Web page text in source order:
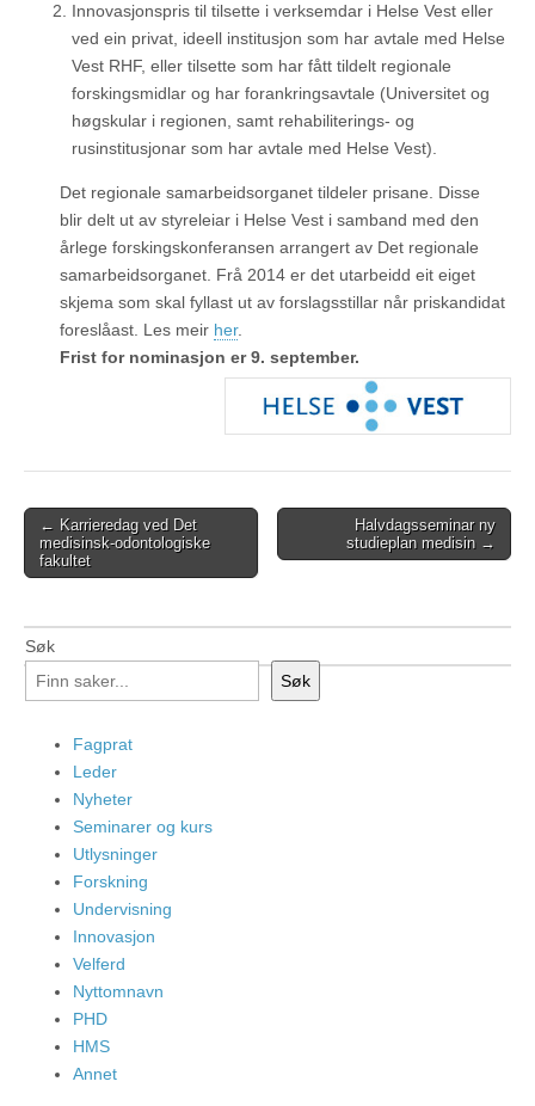
Innovasjonspris til tilsette i verksemdar i Helse Vest eller
ved ein privat, ideell institusjon som har avtale med Helse
Vest RHF, eller tilsette som har fått tildelt regionale
forskingsmidlar og har forankringsavtale (Universitet og
høgskular i regionen, samt rehabiliterings- og
rusinstitusjonar som har avtale med Helse Vest).
Det regionale samarbeidsorganet tildeler prisane. Disse
blir delt ut av styreleiar i Helse Vest i samband med den
årlege forskingskonferansen arrangert av Det regionale
samarbeidsorganet. Frå 2014 er det utarbeidd eit eiget
skjema som skal fyllast ut av forslagsstillar når priskandidat
foreslåast. Les meir her.
Frist for nominasjon er 9. september.
Post
navigation
← Karrieredag ved Det
medisinsk-odontologiske
fakultet
Halvdagsseminar ny
studieplan medisin →
Søk
Søk
Fagprat
Leder
Nyheter
Seminarer og kurs
Utlysninger
Forskning
Undervisning
Innovasjon
Velferd
Nyttomnavn
PHD
HMS
Annet